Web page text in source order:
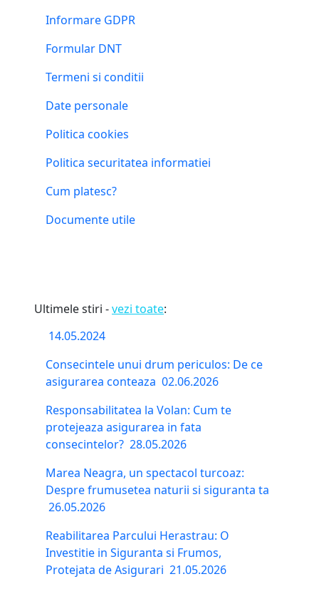
Informare GDPR
Formular DNT
Termeni si conditii
Date personale
Politica cookies
Politica securitatea informatiei
Cum platesc?
Documente utile
Ultimele stiri -vezi toate:
14.05.2024
Consecintele unui drum periculos: De ce
asigurarea conteaza 02.06.2026
Responsabilitatea la Volan: Cum te
protejeaza asigurarea in fata
consecintelor? 28.05.2026
Marea Neagra, un spectacol turcoaz:
Despre frumusetea naturii si siguranta ta
26.05.2026
Reabilitarea Parcului Herastrau: O
Investitie in Siguranta si Frumos,
Protejata de Asigurari 21.05.2026